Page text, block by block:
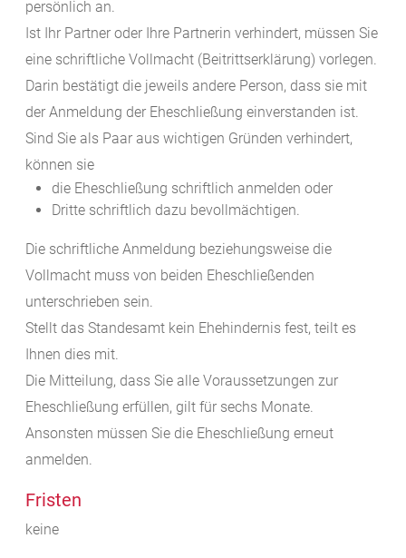
persönlich an.
Ist Ihr Partner oder Ihre Partnerin verhindert, müssen Sie
eine schriftliche Vollmacht (Beitrittserklärung) vorlegen.
Darin bestätigt die jeweils andere Person, dass sie mit
der Anmeldung der Eheschließung einverstanden ist.
Sind Sie als Paar aus wichtigen Gründen verhindert,
können sie
die Eheschließung schriftlich anmelden oder
Dritte schriftlich dazu bevollmächtigen.
Die schriftliche Anmeldung beziehungsweise die
Vollmacht muss von beiden Eheschließenden
unterschrieben sein.
Stellt das Standesamt kein Ehehindernis fest, teilt es
Ihnen dies mit.
Die Mitteilung, dass Sie alle Voraussetzungen zur
Eheschließung erfüllen, gilt für sechs Monate.
Ansonsten müssen Sie die Eheschließung erneut
anmelden.
Fristen
keine